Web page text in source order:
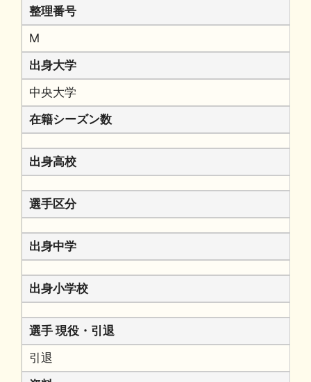
整理番号
M
出身大学
中央大学
在籍シーズン数
出身高校
選手区分
出身中学
出身小学校
選手 現役・引退
引退